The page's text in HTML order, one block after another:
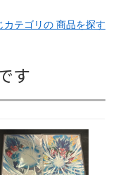
カテゴリの 商品を探す
す